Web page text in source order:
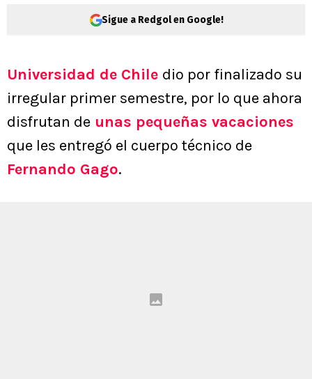
Sigue a Redgol en Google!
Universidad de Chile dio por finalizado su
irregular primer semestre, por lo que ahora
disfrutan de unas pequeñas vacaciones
que les entregó el cuerpo técnico de
Fernando Gago.